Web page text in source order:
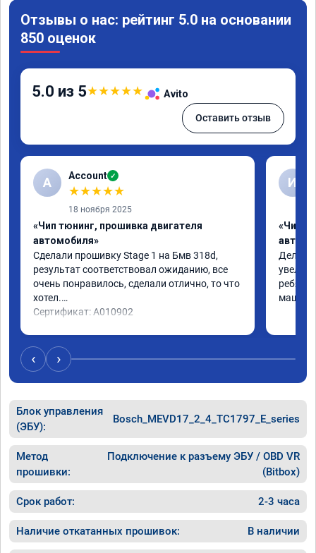
Отзывы о нас: рейтинг 5.0 на основании
850 оценок
5.0 из 5★★★★★ Avito
Оставить отзыв
A Account ✓
★★★★★
18 ноября 2025
«Чип тюнинг, прошивка двигателя
автомобиля»
Сделали прошивку Stage 1 на Бмв 318d,
результат соответствовал ожиданию, все
очень понравилось, сделали отлично, то что
хотел.
Сертификат: A010902
И
«Чип
Делали
ребята
машина
‹ ›
Блок управления
(ЭБУ):
Bosch_MEVD17_2_4_TC1797_E_series
Метод
прошивки:
Подключение к разъему ЭБУ / OBD VR
(Bitbox)
Срок работ: 2-3 часа
Наличие откатанных прошивок: В наличии